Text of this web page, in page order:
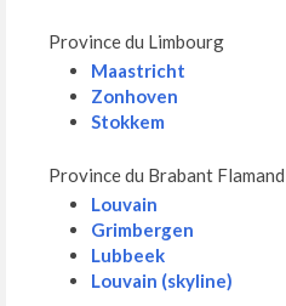
Province du Limbourg
Maastricht
Zonhoven
Stokkem
Province du Brabant Flamand
Louvain
Grimbergen
Lubbeek
Louvain (skyline)